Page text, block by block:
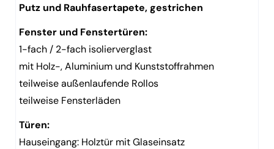
Putz und Rauhfasertapete, gestrichen
Fenster und Fenstertüren:
1-fach / 2-fach isolierverglast
mit Holz-, Aluminium und Kunststoffrahmen
teilweise außenlaufende Rollos
teilweise Fensterläden
Türen:
Hauseingang: Holztür mit Glaseinsatz